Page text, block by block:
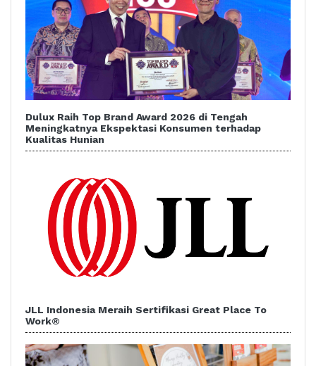
Dulux Raih Top Brand Award 2026 di Tengah
Meningkatnya Ekspektasi Konsumen terhadap
Kualitas Hunian
JLL Indonesia Meraih Sertifikasi Great Place To
Work®